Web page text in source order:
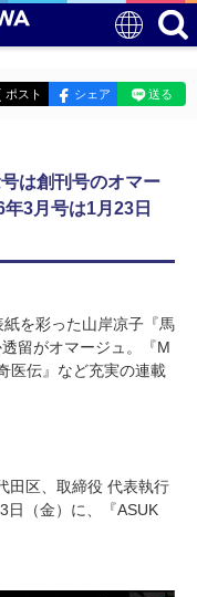
ポスト シェア 送る
は創刊号のオマー
3月号は1月23日
紙を彩った山岸凉子『馬
留がオマージュ。『M
医伝』など充実の連載
田区、取締役 代表執行
日（金）に、『ASUK